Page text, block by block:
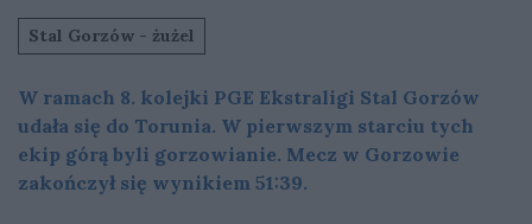
Stal Gorzów - żużel
W ramach 8. kolejki PGE Ekstraligi Stal Gorzów
udała się do Torunia. W pierwszym starciu tych
ekip górą byli gorzowianie. Mecz w Gorzowie
zakończył się wynikiem 51:39.